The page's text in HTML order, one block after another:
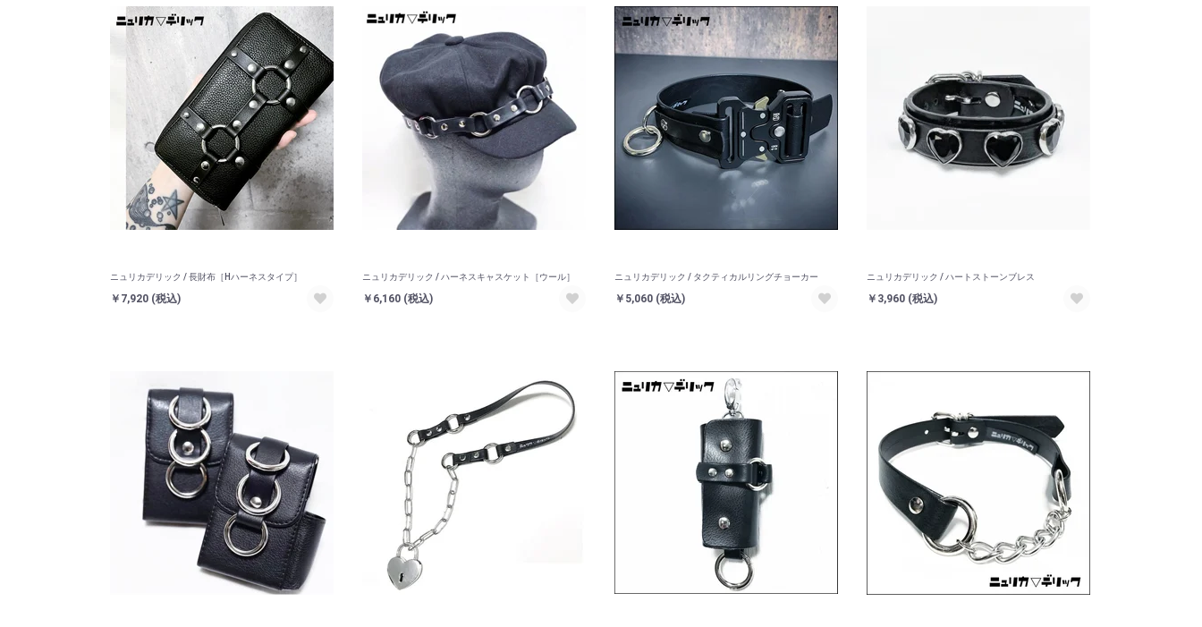
ニュリカデリック / 長財布［Hハーネスタイプ］
￥7,920 (税込)
ニュリカデリック / ハーネスキャスケット［ウール］
￥6,160 (税込)
ニュリカデリック / タクティカルリングチョーカー
￥5,060 (税込)
ニュリカデリック / ハートストーンブレス
￥3,960 (税込)